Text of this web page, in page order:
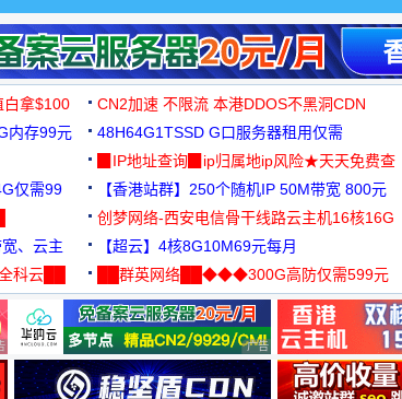
拿$100 CN2加速 不限流 本港DDOS不黑洞CDN
内存99元
48H64G1TSSD G口服务器租用仅需
3000+可免费测试
▉IP地址查询▉ip归属地ip风险★天天免费查
仅需99
【香港站群】250个随机IP 50M带宽 800元
创梦网络-西安电信骨干线路云主机16核16G
88元/月
、云主
【超云】4核8G10M69元每月
科云██
██群英网络██◆◆◆300G高防仅需599元
◆◆◆
商业广告，理性选择 广告 商业广告，理性选择